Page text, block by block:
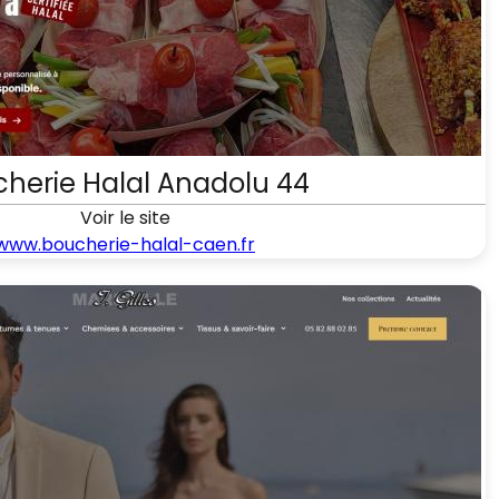
Halal Anadolu 44
Voir le site
halal-caen.fr